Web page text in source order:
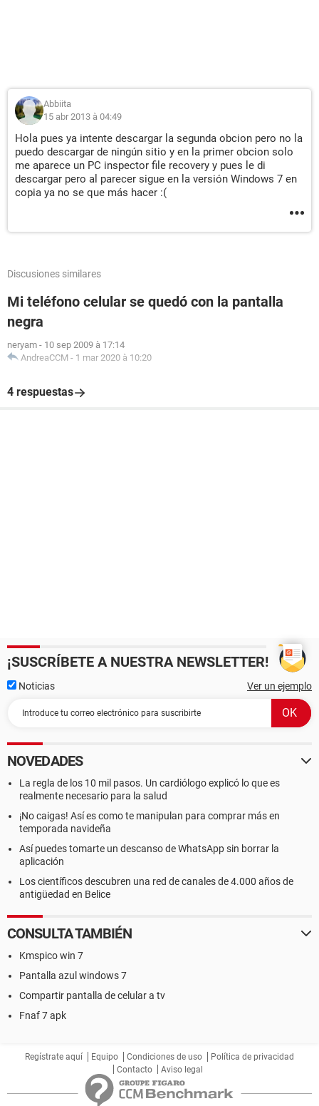
Abbiita
15 abr 2013 à 04:49
Hola pues ya intente descargar la segunda obcion pero no la
puedo descargar de ningún sitio y en la primer obcion solo
me aparece un PC inspector file recovery y pues le di
descargar pero al parecer sigue en la versión Windows 7 en
copia ya no se que más hacer :(
Discusiones similares
Mi teléfono celular se quedó con la pantalla
negra
neryam - 10 sep 2009 à 17:14
AndreaCCM - 1 mar 2020 à 10:20
4 respuestas
¡SUSCRÍBETE A NUESTRA NEWSLETTER!
Noticias Ver un ejemplo
NOVEDADES
La regla de los 10 mil pasos. Un cardiólogo explicó lo que es
realmente necesario para la salud
¡No caigas! Así es como te manipulan para comprar más en
temporada navideña
Así puedes tomarte un descanso de WhatsApp sin borrar la
aplicación
Los científicos descubren una red de canales de 4.000 años de
antigüedad en Belice
CONSULTA TAMBIÉN
Kmspico win 7
Pantalla azul windows 7
Compartir pantalla de celular a tv
Fnaf 7 apk
Regístrate aquí Equipo Condiciones de uso
Política de privacidad
Contacto
Aviso legal